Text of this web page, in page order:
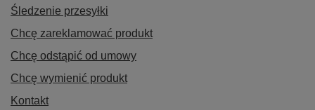
Śledzenie przesyłki
Chcę zareklamować produkt
Chcę odstąpić od umowy
Chcę wymienić produkt
Kontakt